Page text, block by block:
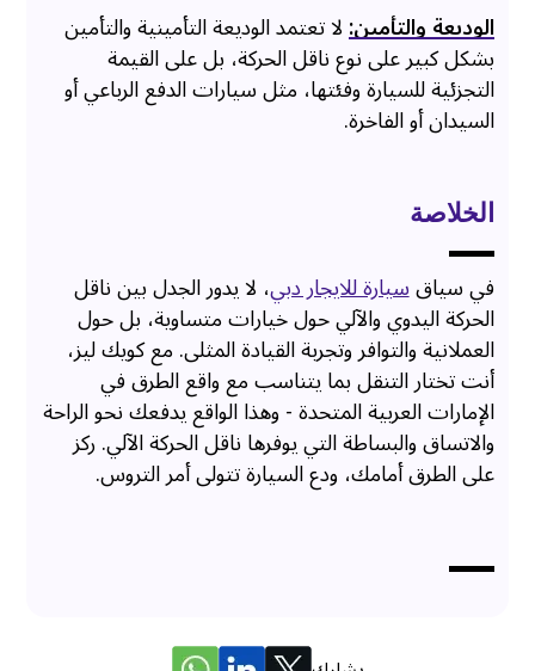
الوديعة والتأمين:لا تعتمد الوديعة التأمينية والتأمين
بشكل كبير على نوع ناقل الحركة، بل على القيمة
التجزئية للسيارة وفئتها، مثل سيارات الدفع الرباعي أو
السيدان أو الفاخرة.
الخلاصة
في سياقسيارة للايجار دبي، لا يدور الجدل بين ناقل
الحركة اليدوي والآلي حول خيارات متساوية، بل حول
العملانية والتوافر وتجربة القيادة المثلى. مع كويك ليز،
أنت تختار التنقل بما يتناسب مع واقع الطرق في
الإمارات العربية المتحدة - وهذا الواقع يدفعك نحو الراحة
والاتساق والبساطة التي يوفرها ناقل الحركة الآلي. ركز
على الطرق أمامك، ودع السيارة تتولى أمر التروس.